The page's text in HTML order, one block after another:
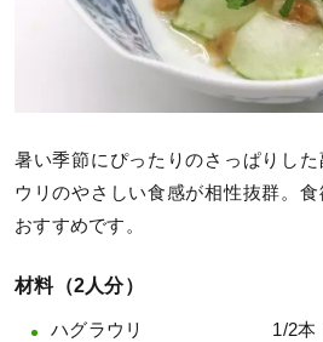
暑い季節にぴったりのさっぱりし
ウリのやさしい食感が相性抜群。
おすすめです。
材料（2人分）
ハグラウリ 1/2本（約